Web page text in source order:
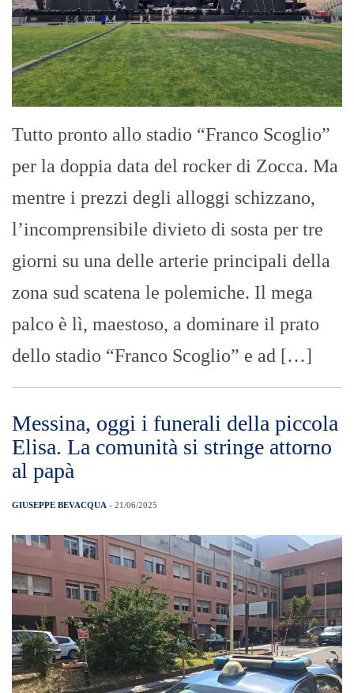
Tutto pronto allo stadio “Franco Scoglio”
per la doppia data del rocker di Zocca. Ma
mentre i prezzi degli alloggi schizzano,
l’incomprensibile divieto di sosta per tre
giorni su una delle arterie principali della
zona sud scatena le polemiche. Il mega
palco è lì, maestoso, a dominare il prato
dello stadio “Franco Scoglio” e ad […]
Messina, oggi i funerali della piccola
Elisa. La comunità si stringe attorno
al papà
GIUSEPPE BEVACQUA - 21/06/2025